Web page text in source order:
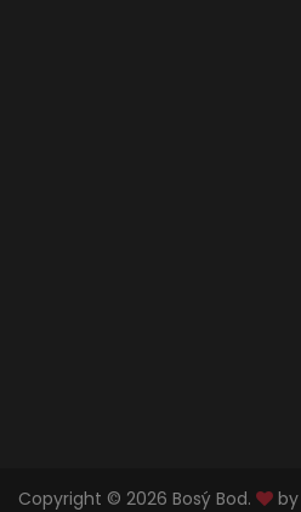
Copyright © 2026 Bosý Bod. by